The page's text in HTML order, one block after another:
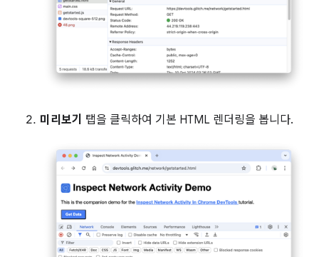
미리보기 탭을 클릭하여 기본 HTML 렌더링을 봅니다.